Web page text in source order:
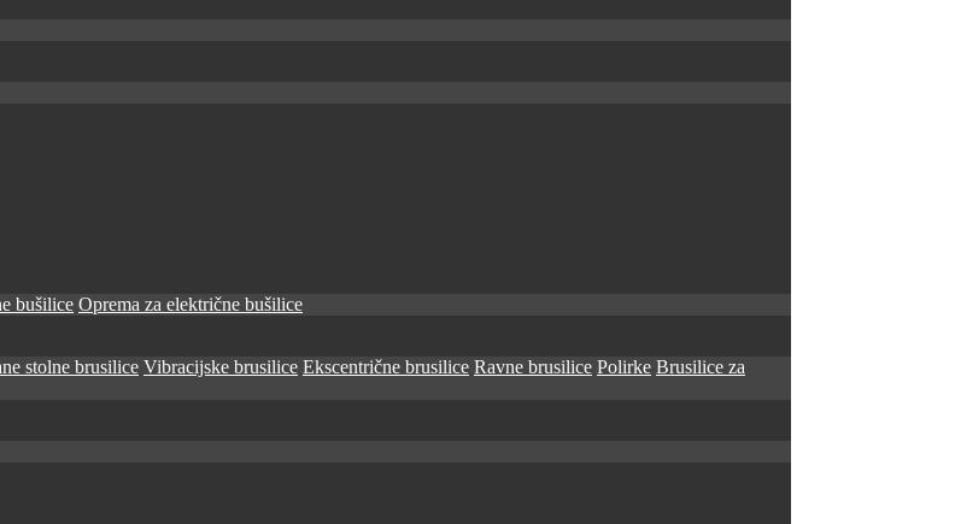
bušilice Oprema za električne bušilice
stolne brusilice Vibracijske brusilice Ekscentrične brusilice Ravne brusilice Polirke Brusilice za